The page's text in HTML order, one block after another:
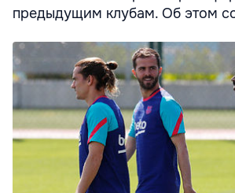
предыдущим клубам. Об этом